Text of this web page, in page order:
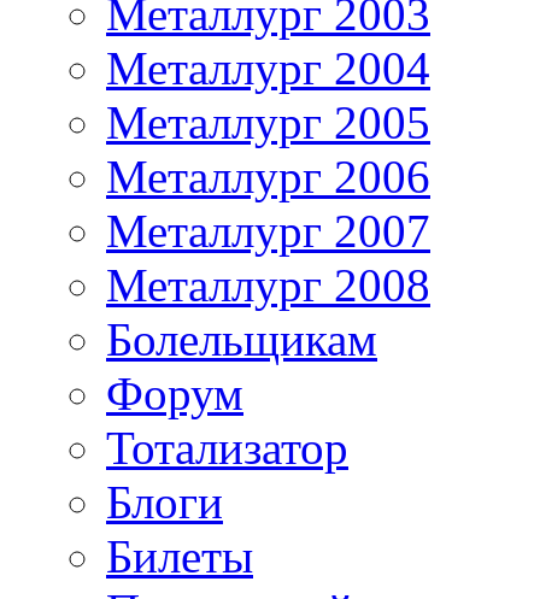
Металлург 2003
Металлург 2004
Металлург 2005
Металлург 2006
Металлург 2007
Металлург 2008
Болельщикам
Форум
Тотализатор
Блоги
Билеты